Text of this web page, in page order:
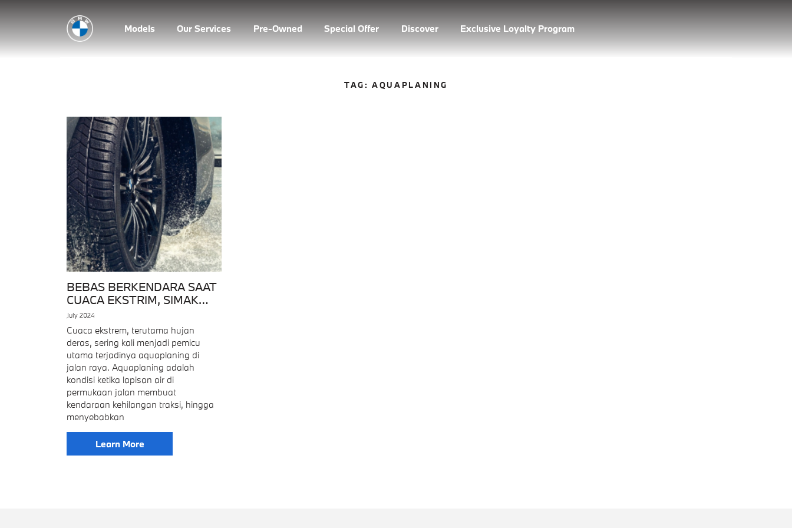
Models Our Services Pre-Owned Special Offer Discover Exclusive Loyalty Program
TAG:AQUAPLANING
BEBAS BERKENDARA SAAT
CUACA EKSTRIM, SIMAK
CARANYA!
July 2024
Cuaca ekstrem, terutama hujan
deras, sering kali menjadi pemicu
utama terjadinya aquaplaning di
jalan raya. Aquaplaning adalah
kondisi ketika lapisan air di
permukaan jalan membuat
kendaraan kehilangan traksi, hingga
menyebabkan
Learn More